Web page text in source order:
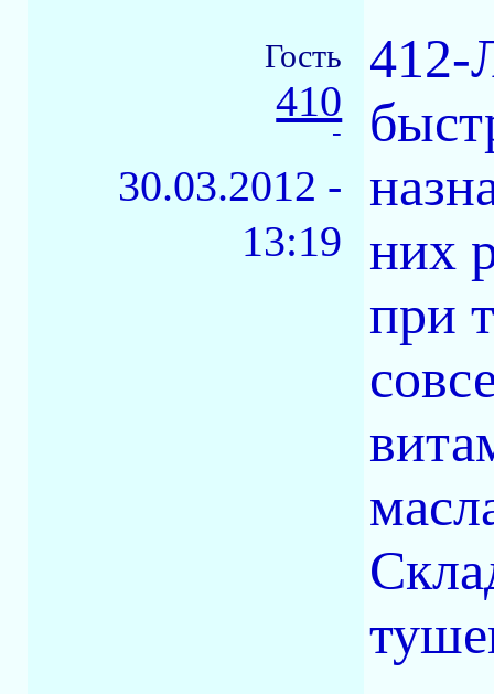
Гость
410
-
30.03.2012 -
13:19
412-
них
при